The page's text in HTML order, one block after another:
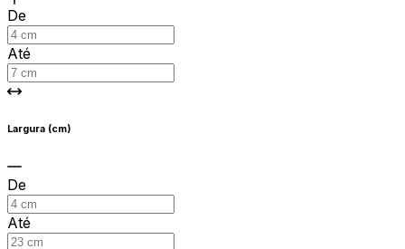
De
Até
Largura (cm)
De
Até